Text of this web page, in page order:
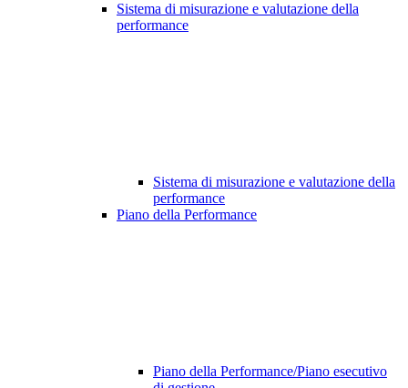
Sistema di misurazione e valutazione della
performance
Sistema di misurazione e valutazione della
performance
Piano della Performance
Piano della Performance/Piano esecutivo